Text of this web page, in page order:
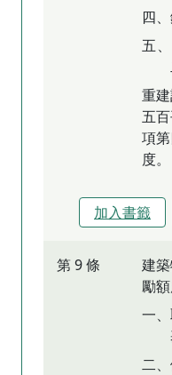
四
五
重
五
項
度。
加入書籤
第 9 條
建
勵
一
二